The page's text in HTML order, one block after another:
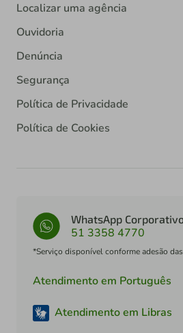
Localizar uma agência
Ouvidoria
Denúncia
Segurança
Política de Privacidade
Política de Cookies
WhatsApp
51 3358 4770
*Serviço disponível conforme adesão
Atendimento em Português
Atendimento em Libras